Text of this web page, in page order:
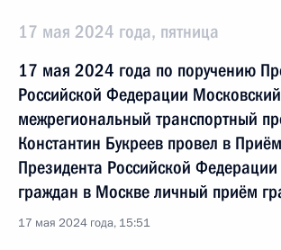
17 мая 2024 года, пятница
17 мая 2024 года по поручению
Российской Федерации Московский
межрегиональный транспортный
Константин Букреев провел в
Президента Российской
граждан в Москве личный приём
17 мая 2024 года, 15:51